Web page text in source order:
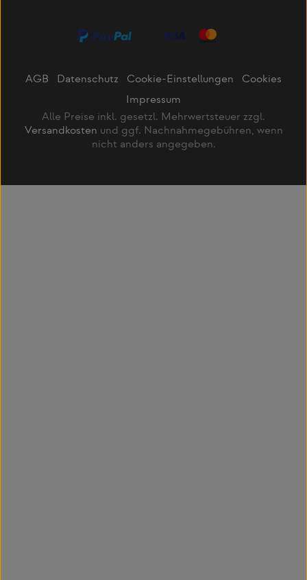
AGB Datenschutz Cookie-Einstellungen
Cookies
Impressum
Alle Preise inkl. gesetzl. Mehrwertsteuer zzgl.
Versandkosten und ggf. Nachnahmegebühren, wenn
nicht anders angegeben.